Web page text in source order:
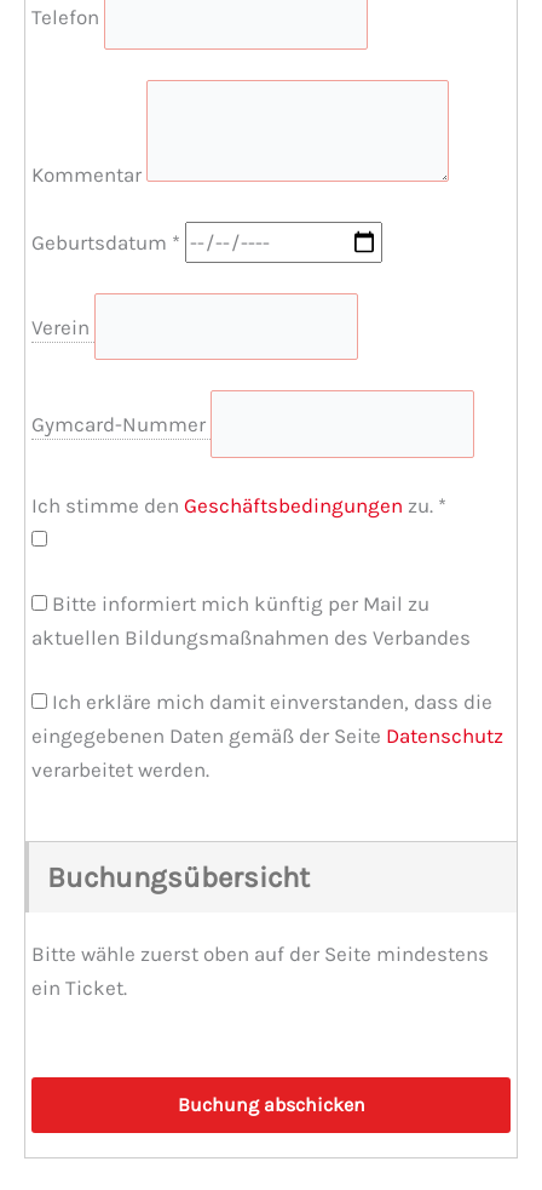
Telefon
Kommentar
Geburtsdatum *
Verein
Gymcard-Nummer
Ich stimme den Geschäftsbedingungen zu. *
Bitte informiert mich künftig per Mail zu
aktuellen Bildungsmaßnahmen des Verbandes
Ich erkläre mich damit einverstanden, dass die
eingegebenen Daten gemäß der Seite Datenschutz
verarbeitet werden.
Buchungsübersicht
Bitte wähle zuerst oben auf der Seite mindestens
ein Ticket.